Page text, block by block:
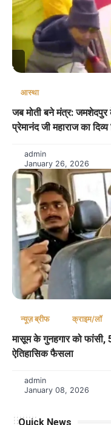
आस्था
जब मोती बने मंत्र:
प्रेमानंद जी महाराज का
admin
January 26, 2026
न्यूज़ ब्रीफ क्राइम/लॉ
मासूम के गुनहगार को
ऐतिहासिक फैसला
admin
January 08, 2026
Quick News